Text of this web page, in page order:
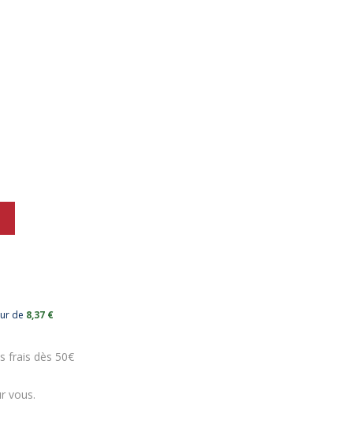
de 8,37 €
frais dès 50€
vous.